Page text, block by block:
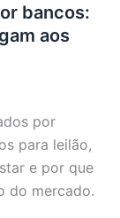
bancos:
aos
por
para leilão,
e por que
do mercado.